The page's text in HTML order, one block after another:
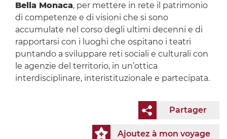
Bella Monaca, per mettere in rete il patrimonio
di competenze e di visioni che si sono
accumulate nel corso degli ultimi decenni e di
rapportarsi con i luoghi che ospitano i teatri
puntando a sviluppare reti sociali e culturali con
le agenzie del territorio, in un’ottica
interdisciplinare, interistituzionale e partecipata.
Partager
Ajoutez à mon voyage